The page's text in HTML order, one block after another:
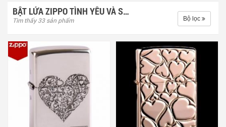
BẬT LỬA ZIPPO TÌNH YÊU VÀ SỰ LÃNG MẠN
Tìm thấy 33 sản phẩm Bộ lọc